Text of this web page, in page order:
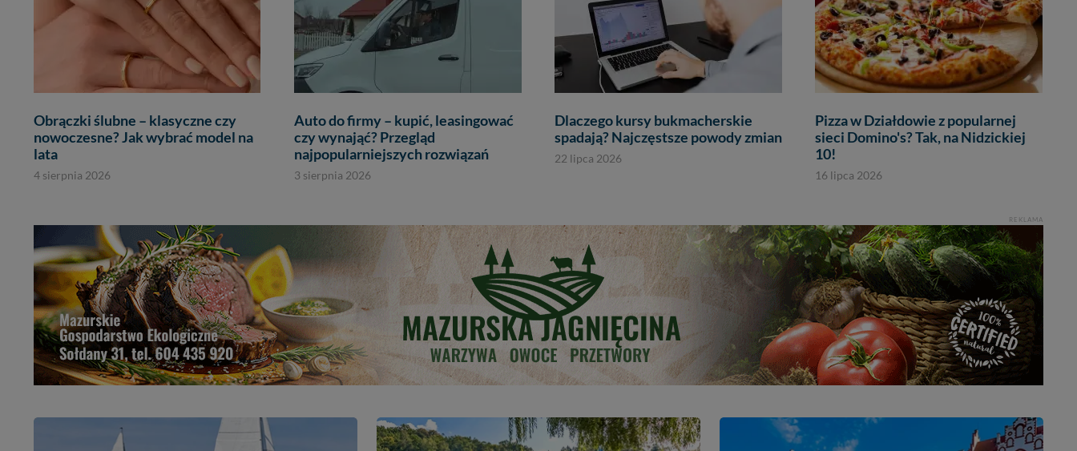
Obrączki ślubne – klasyczne czy
nowoczesne? Jak wybrać model na
lata
4 sierpnia 2026
Auto do firmy – kupić, leasingować
czy wynająć? Przegląd
najpopularniejszych rozwiązań
3 sierpnia 2026
Dlaczego kursy bukmacherskie
spadają? Najczęstsze powody zmian
22 lipca 2026
Pizza w Działdowie z popularnej
sieci Domino's? Tak, na Nidzickiej
10!
16 lipca 2026
REKLAMA